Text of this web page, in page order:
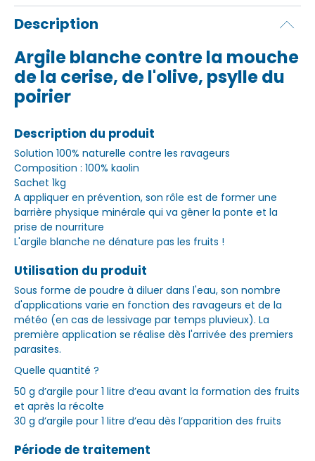
Description
Argile blanche contre la mouche
de la cerise, de l'olive, psylle du
poirier
Description du produit
Solution 100% naturelle contre les ravageurs
Composition : 100% kaolin
Sachet 1kg
A appliquer en prévention, son rôle est de former une
barrière physique minérale qui va gêner la ponte et la
prise de nourriture
L'argile blanche ne dénature pas les fruits !
Utilisation du produit
Sous forme de poudre à diluer dans l'eau, son nombre
d'applications varie en fonction des ravageurs et de la
météo (en cas de lessivage par temps pluvieux). La
première application se réalise dès l'arrivée des premiers
parasites.
Quelle quantité ?
50 g d’argile pour 1 litre d’eau avant la formation des fruits
et après la récolte
30 g d’argile pour 1 litre d’eau dès l’apparition des fruits
Période de traitement